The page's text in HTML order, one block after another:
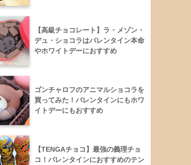
【高級チョコレート】ラ・メゾン・
デュ・ショコラはバレンタイン本命
やホワイトデーにおすすめ
ゴンチャロフのアニマルショコラを
買ってみた！バレンタインにもホワ
イトデーにもおすすめ
【TENGAチョコ】最強の義理チョ
コ！バレンタインにおすすめのテン